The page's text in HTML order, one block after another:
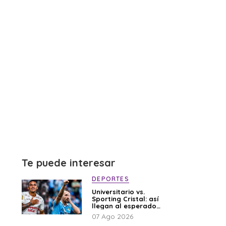
Te puede interesar
DEPORTES
Universitario vs.
Sporting Cristal: así
llegan al esperado
duelo
07 Ago 2026